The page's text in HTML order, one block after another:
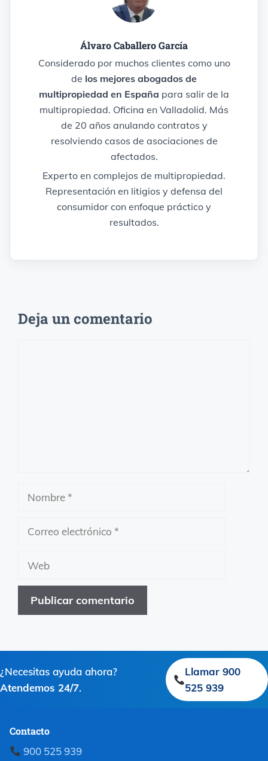
Álvaro Caballero García
Considerado por muchos clientes como uno
de los mejores abogados de
multipropiedad en España para salir de la
multipropiedad. Oficina en Valladolid. Más
de 20 años anulando contratos y
resolviendo casos de asociaciones de
afectados.
Experto en complejos de multipropiedad.
Representación en litigios y defensa del
consumidor con enfoque práctico y
resultados.
Deja un comentario
Nombre
Correo
Web
¿Necesitas ayuda ahora?
Atendemos 24/7.
Llamar 900
525 939
Contacto
900 525 939